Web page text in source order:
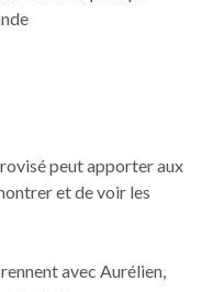
peut apporter aux
et de voir les
avec Aurélien,